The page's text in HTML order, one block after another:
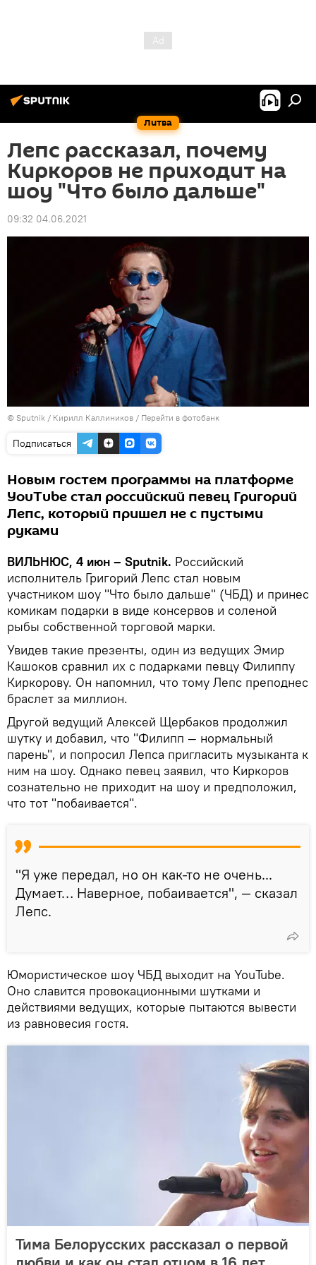
Литва
Лепс рассказал, почему
Киркоров не приходит на
шоу "Что было дальше"
09:32 04.06.2021
© Sputnik / Кирилл Каллиников / Перейти в фотобанк
Подписаться
Новым гостем программы на платформе
YouTube стал российский певец Григорий
Лепс, который пришел не с пустыми
руками
ВИЛЬНЮС, 4 июн – Sputnik. Российский
исполнитель Григорий Лепс стал новым
участником шоу "Что было дальше" (ЧБД) и принес
комикам подарки в виде консервов и соленой
рыбы собственной торговой марки.
Увидев такие презенты, один из ведущих Эмир
Кашоков сравнил их с подарками певцу Филиппу
Киркорову. Он напомнил, что тому Лепс преподнес
браслет за миллион.
Другой ведущий Алексей Щербаков продолжил
шутку и добавил, что "Филипп — нормальный
парень", и попросил Лепса пригласить музыканта к
ним на шоу. Однако певец заявил, что Киркоров
сознательно не приходит на шоу и предположил,
что тот "побаивается".
"Я уже передал, но он как-то не очень...
Думает… Наверное, побаивается", — сказал
Лепс.
Юмористическое шоу ЧБД выходит на YouTube.
Оно славится провокационными шутками и
действиями ведущих, которые пытаются вывести
из равновесия гостя.
Тима Белорусских рассказал о первой